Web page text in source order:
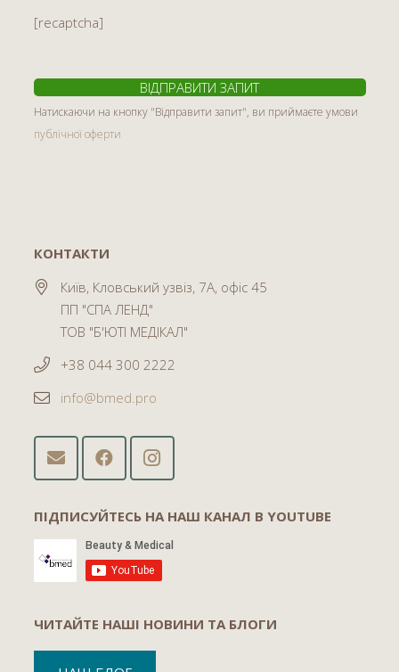
[recaptcha]
Натискаючи на кнопку "Відправити запит", ви приймаєте умови
публічної оферти
КОНТАКТИ
Київ, Кловський узвіз, 7А, офіс 45
ПП "СПА ЛЕНД"
ТОВ "Б'ЮТІ МЕДІКАЛ"
+38 044 300 2222
info@bmed.pro
ПІДПИСУЙТЕСЬ НА НАШ КАНАЛ В YOUTUBE
ЧИТАЙТЕ НАШІ НОВИНИ ТА БЛОГИ